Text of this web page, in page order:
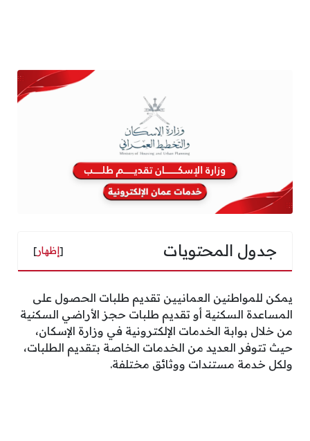
جدول المحتويات [إظهار]
يمكن للمواطنين العمانيين تقديم طلبات الحصول على
المساعدة السكنية أو تقديم طلبات حجز الأراضي السكنية
من خلال بوابة الخدمات الإلكترونية في وزارة الإسكان،
حيث تتوفر العديد من الخدمات الخاصة بتقديم الطلبات،
ولكل خدمة مستندات ووثائق مختلفة.